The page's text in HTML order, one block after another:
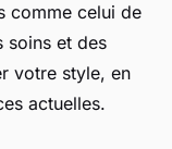
comme celui de
soins et des
votre style, en
actuelles.